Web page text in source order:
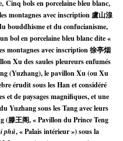
Cinq bols en porcelaine bleu blanc,
montagnes avec inscription 盧山湶
bouddhisme et du confucianisme,
bol en porcelaine bleu blanc dite «
montagnes avec inscription 徐亭烟
Xu des saules pleureurs enfumés
(Yuzhang), le pavillon Xu (ou Xu
érudit sous les Han et considéré
et de paysages magnifiques, et une
Yuzhang sous les Tang avec leurs
(滕王阁, « Pavillon du Prince Teng
phủ, « Palais intérieur ») sous la